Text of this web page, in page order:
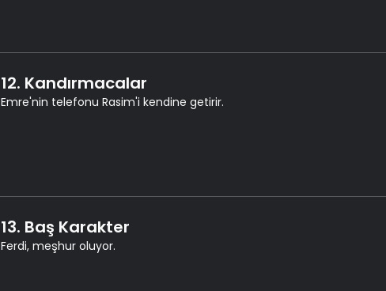
12. Kandırmacalar
Emre'nin telefonu Rasim'i kendine getirir.
13. Baş Karakter
Ferdi, meşhur oluyor.